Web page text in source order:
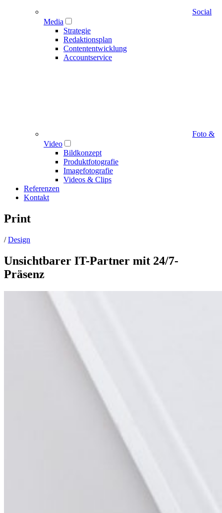
Social
Media
Strategie
Redaktionsplan
Contententwicklung
Accountservice
Foto &
Video
Bildkonzept
Produktfotografie
Imagefotografie
Videos & Clips
Referenzen
Kontakt
Print
/Design
Unsichtbarer IT-Partner mit 24/7-
Präsenz